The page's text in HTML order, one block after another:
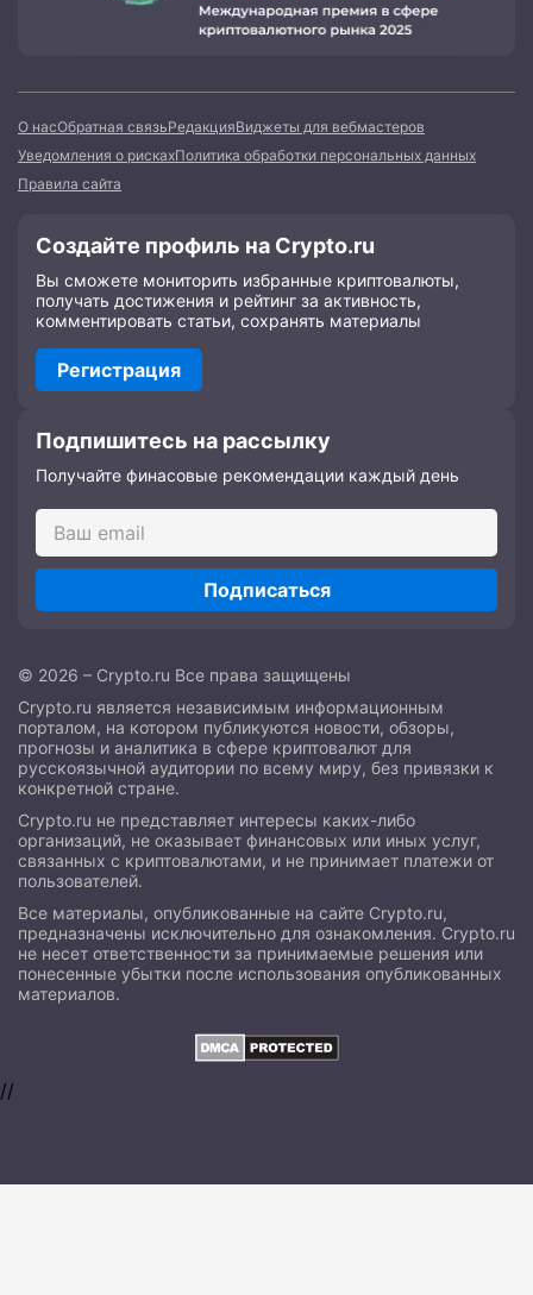
О насОбратная связьРедакцияВиджеты для вебмастеров
Уведомления о рискахПолитика обработки персональных данных
Правила сайта
Создайте профиль на Crypto.ru
Вы сможете мониторить избранные криптовалюты,
получать достижения и рейтинг за активность,
комментировать статьи, сохранять материалы
Регистрация
Подпишитесь на рассылку
Получайте финасовые рекомендации каждый день
Подписаться
© 2026 – Crypto.ru Все права защищены
Crypto.ru является независимым информационным
порталом, на котором публикуются новости, обзоры,
прогнозы и аналитика в сфере криптовалют для
русскоязычной аудитории по всему миру, без привязки к
конкретной стране.
Crypto.ru не представляет интересы каких-либо
организаций, не оказывает финансовых или иных услуг,
связанных с криптовалютами, и не принимает платежи от
пользователей.
Все материалы, опубликованные на сайте Crypto.ru,
предназначены исключительно для ознакомления. Crypto.ru
не несет ответственности за принимаемые решения или
понесенные убытки после использования опубликованных
материалов.
//